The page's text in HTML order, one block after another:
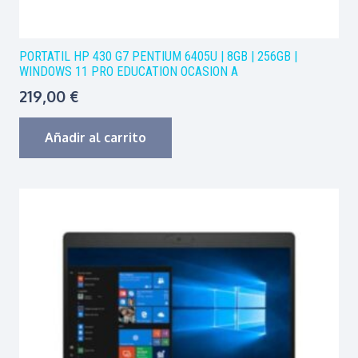
PORTATIL HP 430 G7 PENTIUM 6405U | 8GB | 256GB |
WINDOWS 11 PRO EDUCATION OCASION A
219,00 €
Añadir al carrito